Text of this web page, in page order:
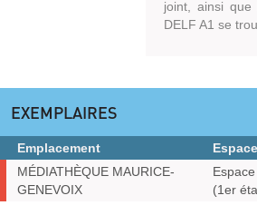
joint, ainsi que
DELF A1 se
EXEMPLAIRES
Exemplaires
Emplacement Espace
MÉDIATHÈQUE MAURICE-
GENEVOIX
(1er